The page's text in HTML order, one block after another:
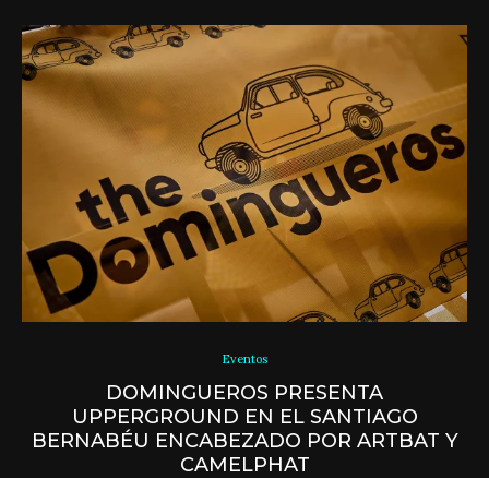
Eventos
DOMINGUEROS PRESENTA
UPPERGROUND EN EL SANTIAGO
BERNABÉU ENCABEZADO POR ARTBAT Y
CAMELPHAT